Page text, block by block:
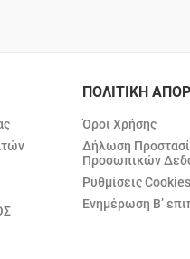
ΠΟΛΙΤΙΚΗ
Όροι Χρήσης
Δήλωση
Προσωπικών
Ρυθμίσεις Cookies
Ενημέρωση Β’